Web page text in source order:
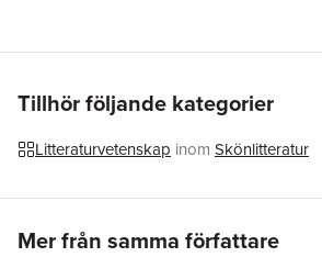
ISBN
Tillhör följande kategorier
Litteraturvetenskap inom Skönlitteratur
Mer från samma författare